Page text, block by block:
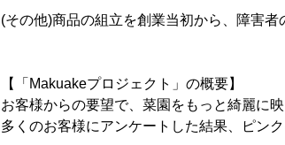
(その他)商品の組立を創業当初から、障害
【「Makuakeプロジェクト」の概要】
お客様からの要望で、菜園をもっと綺麗に
多くのお客様にアンケートした結果、ピン